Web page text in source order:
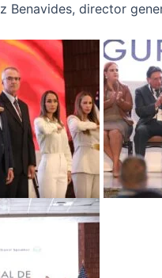
Benavides, director